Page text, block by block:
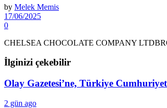
by Melek Memis
17/06/2025
0
CHELSEA CHOCOLATE COMPANY
İlginizi çekebilir
Olay Gazetesi’ne, Türkiye
2 gün ago